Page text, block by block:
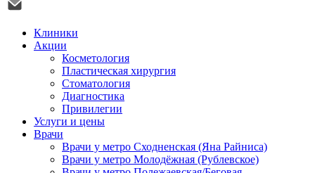
Клиники
Акции
Косметология
Пластическая хирургия
Стоматология
Диагностика
Привилегии
Услуги и цены
Врачи
Врачи у метро Сходненская (Яна Райниса)
Врачи у метро Молодёжная (Рублевское)